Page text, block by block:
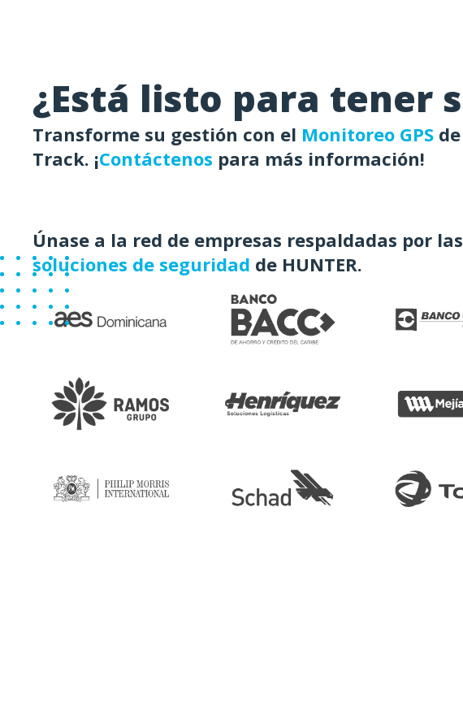
¿Está listo para tener
Transforme su gestión con el Monitoreo GPS
Track. ¡Contáctenos para más información!
Únase a la red de empresas respaldadas por las
soluciones de seguridad de HUNTER.